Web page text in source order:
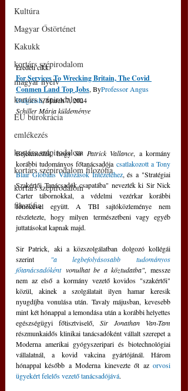
Kultúra
Magyar Őstörténet
Kakukk
kortárs szépirodalom
magyar nyelv
kortárs szépirodalom
EU bürokrácia
emlékezés
kortárs szépirodalom
kortárs szépirodalom filozófia
kortárs szépirodalom
filozófia
Eredeti cikk:
For Services To Wrecking Britain, The Covid
Conmen Land Top Jobs, ByProfessor Angus
Dalgleish, March 7, 2024
Schiller Mária küldeménye
Bejelentették, hogy Sir Patrick Vallance, a kormány
korábbi tudományos főtanácsadója csatlakozott a Tony
Blair Globális Változások Intézetéhez, és a "Stratégiai
Szakértői Tanácsadók csapatába" nevezték ki Sir Nick
Carter tábornokkal, a védelmi vezérkar korábbi
főnökével együtt. A TBI sajtóközleménye nem
részletezte, hogy milyen természetbeni vagy egyéb
juttatásokat kapnak majd.
Sir Patrick, aki a közszolgálatban dolgozó kollégái
szerint
"a legbefolyásosabb tudományos
főtanácsadóként vonulhat be a köztudatba", messze
nem az első a kormány vezető kovidos "szakértői"
közül, akinek a szolgálatait ilyen hamar keresik
nyugdíjba vonulása után. Tavaly májusban, kevesebb
mint két hónappal a lemondása után a korábbi helyettes
egészségügyi főtisztviselő, Sir Jonathan Van-Tam
részmunkaidős klinikai tanácsadóként vállalt szerepet a
Moderna amerikai gyógyszeripari és biotechnológiai
vállalatnál, a kovid vakcina gyártójánál. Három
hónappal később a Moderna kinevezte őt az orvosi
ügyekért felelős vezető tanácsadójává.